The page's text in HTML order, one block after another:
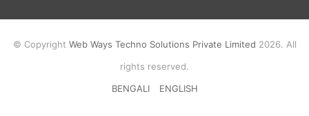
© Copyright Web Ways Techno Solutions Private Limited 2026. All
rights reserved.
BENGALI
ENGLISH